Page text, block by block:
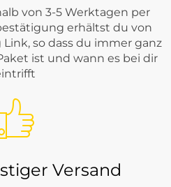
von 3-5 Werktagen per
erhältst du von
so dass du immer ganz
ist und wann es bei dir
Versand